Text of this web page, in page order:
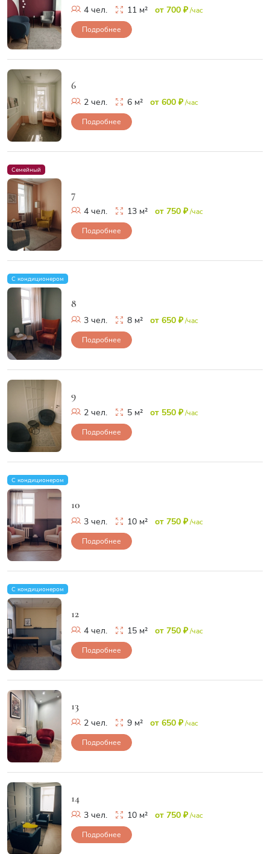
4 чел. 11 м² от 700 ₽/час
Подробнее
6
2 чел. 6 м² от 600 ₽/час
Подробнее
Семейный
7
4 чел. 13 м² от 750 ₽/час
Подробнее
С кондиционером
8
3 чел. 8 м² от 650 ₽/час
Подробнее
9
2 чел. 5 м² от 550 ₽/час
Подробнее
С кондиционером
10
3 чел. 10 м² от 750 ₽/час
Подробнее
С кондиционером
12
4 чел. 15 м² от 750 ₽/час
Подробнее
13
2 чел. 9 м² от 650 ₽/час
Подробнее
14
3 чел. 10 м² от 750 ₽/час
Подробнее